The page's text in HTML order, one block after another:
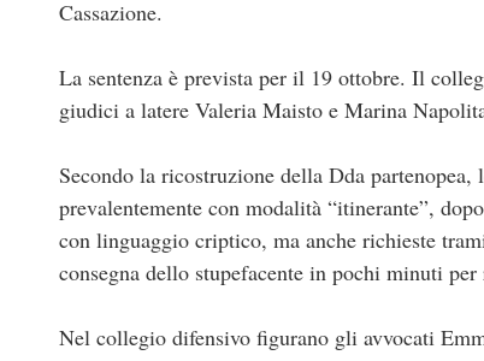
Cassazione.
La sentenza è prevista per il 19 ottobre. Il
giudici a latere Valeria Maisto e Marina
Secondo la ricostruzione della Dda
prevalentemente con modalità “itinerante”,
con linguaggio criptico, ma anche richieste
consegna dello stupefacente in pochi minuti
Nel collegio difensivo figurano gli avvocati